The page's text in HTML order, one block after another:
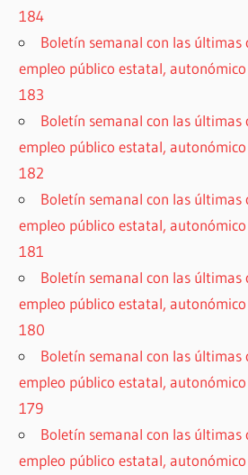
184
Boletín semanal con las últimas
empleo público estatal,
183
Boletín semanal con las últimas
empleo público estatal,
182
Boletín semanal con las últimas
empleo público estatal,
181
Boletín semanal con las últimas
empleo público estatal,
180
Boletín semanal con las últimas
empleo público estatal,
179
Boletín semanal con las últimas
empleo público estatal,